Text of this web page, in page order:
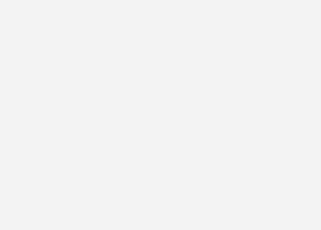
Modell für die Darstellung der
in Niedersachsen
bis zum Einsatzende
für Rotmilane?